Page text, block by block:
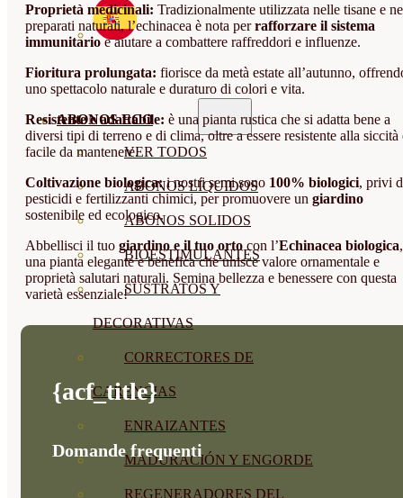
ABONOS ECO
VER TODOS
ABONOS LÍQUIDOS
ABONOS SOLIDOS
BIOESTIMULANTES
SUSTRATOS Y
DECORATIVAS
CORRECTORES DE
CARENCIAS
ENRAIZANTES
MADURACIÓN Y ENGORDE
REGENERADORES DEL
Proprietà medicinali: Tradizionalmente utilizzata nelle tisane e
preparati naturali, l’echinacea è nota perrafforzare il sistema
immunitarioe aiutare a combattere raffreddori e influenze.
Fioritura prolungata: fiorisce da metà estate all’autunno,
uno spettacolo naturale e duraturo di colori e vita.
Resistente e adattabile: è una pianta rustica che si adatta bene a
diversi tipi di terreno e di clima, oltre a essere resistente alla siccità
facile da mantenere.
Coltivazione biologica:i nostri semi sono 100% biologici, privi
pesticidi e fertilizzanti chimici, per promuovere un giardino
sostenibile ed ecologico.
Abbellisci il tuo giardino e il tuo orto con l’Echinacea biologica,
una pianta elegante e benefica che unisce valore ornamentale e
proprietà salutari naturali. Semina bellezza e benessere con questa
varietà essenziale!
{acf_title}
Domande frequenti